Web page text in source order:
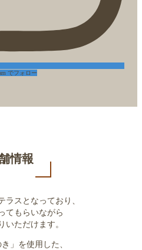
でフォロー
情報
ラスとなっており、
てもらいながら
いただけます。
」を使用した、